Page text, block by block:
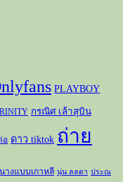
PLAYBOY
กรณิศ เล้าสุบิน
อ ดาว tiktok ถ่าย
นางแบบเกาหลี นุ่น ลลดา ประณ